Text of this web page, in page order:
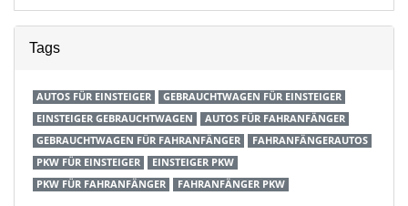
Tags
AUTOS FÜR EINSTEIGER
GEBRAUCHTWAGEN FÜR EINSTEIGER
EINSTEIGER GEBRAUCHTWAGEN
AUTOS FÜR FAHRANFÄNGER
GEBRAUCHTWAGEN FÜR FAHRANFÄNGER
FAHRANFÄNGERAUTOS
PKW FÜR EINSTEIGER
EINSTEIGER PKW
PKW FÜR FAHRANFÄNGER
FAHRANFÄNGER PKW